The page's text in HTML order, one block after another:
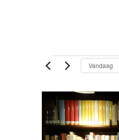
Vandaag
L